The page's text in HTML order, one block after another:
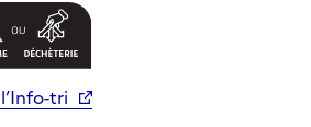
tri